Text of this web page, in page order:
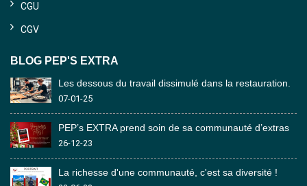
CGU
CGV
BLOG PEP'S EXTRA
Les dessous du travail dissimulé dans la restauration.
07-01-25
PEP’s EXTRA prend soin de sa communauté d’extras
26-12-23
La richesse d'une communauté, c'est sa diversité !